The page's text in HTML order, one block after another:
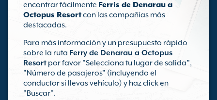
encontrar fácilmente Ferris de Denarau a
Octopus Resortcon las compañías más
destacadas.
Para más información y un presupuesto rápido
sobre la ruta Ferry de Denarau a Octopus
Resort por favor "Selecciona tu lugar de salida",
"Número de pasajeros" (incluyendo el
conductor si llevas vehículo) y haz click en
"Buscar".